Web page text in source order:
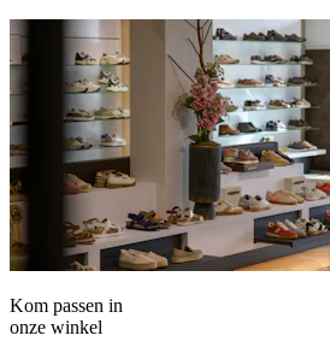
Kom passen in
onze winkel